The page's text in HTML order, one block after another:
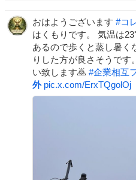
おはようございます #コ
はくもりです。 気温は
あるので歩くと蒸し暑く
りした方が良さそうで
い致します🙇 #企業相互
外 pic.x.com/ErxTQgolOj